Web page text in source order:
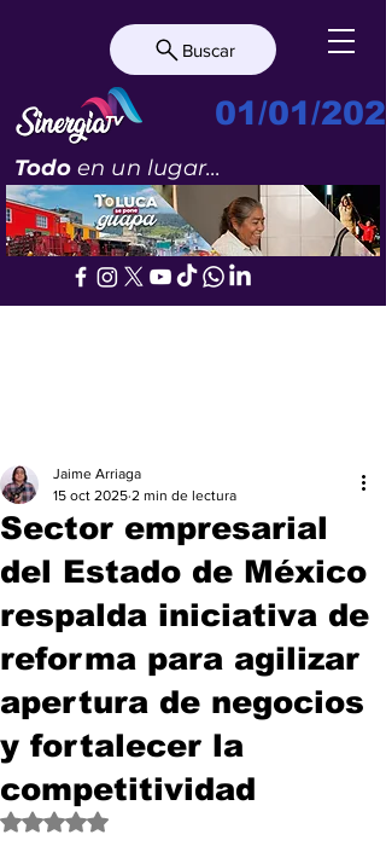
Buscar
01/01/
Todoen un lugar...
Sector empresarial
del Estado de México
respalda iniciativa de
reforma para agilizar
apertura de negocios
y fortalecer la
competitividad
Jaime Arriaga
15 oct 2025 2 min de lectura
Obtuvo NaN de 5 estrellas.